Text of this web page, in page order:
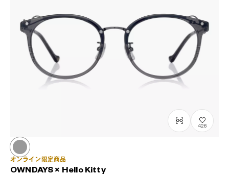
426
オンライン限定商品
OWNDAYS × Hello Kitty